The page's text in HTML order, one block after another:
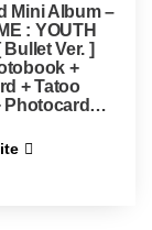
Mini Album –
: YOUTH
Bullet Ver. ]
+
+ Tatoo
Photocard…